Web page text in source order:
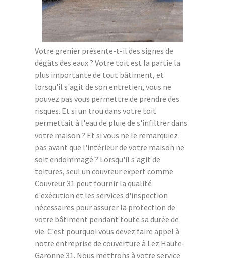
Votre grenier présente-t-il des signes de
dégâts des eaux ? Votre toit est la partie la
plus importante de tout bâtiment, et
lorsqu'il s'agit de son entretien, vous ne
pouvez pas vous permettre de prendre des
risques. Et si un trou dans votre toit
permettait à l'eau de pluie de s'infiltrer dans
votre maison ? Et si vous ne le remarquiez
pas avant que l'intérieur de votre maison ne
soit endommagé ? Lorsqu'il s'agit de
toitures, seul un couvreur expert comme
Couvreur 31 peut fournir la qualité
d'exécution et les services d'inspection
nécessaires pour assurer la protection de
votre bâtiment pendant toute sa durée de
vie. C'est pourquoi vous devez faire appel à
notre entreprise de couverture à Lez Haute-
Garonne 31. Nous mettrons à votre service